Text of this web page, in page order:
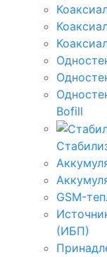
Bofill
GSM-
(ИБП)